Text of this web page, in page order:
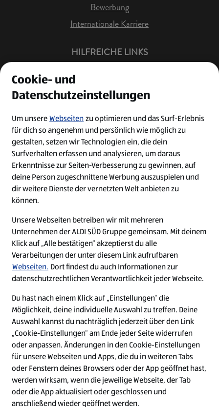
Bewerbung
Internationale Karriere
HILFREICHE LINKS
Job Benachrichtigung
Bewerberkonto
Leichte Sprache
Kontakt
W
i
r
d
a
u
f
W
i
r
d
a
u
f
W
i
r
d
a
u
f
W
i
r
d
a
Cookie - Liste
Datenschutz
Cookie- und
Datenschutzeinstellungen
Um unsereWebseitenzu optimieren und das Surf-Erlebnis
für dich so angenehm und persönlich wie möglich zu
gestalten, setzen wir Technologien ein, die dein
Surfverhalten erfassen und analysieren, um daraus
Erkenntnisse zur Seiten-Verbesserung zu gewinnen, auf
deine Person zugeschnittene Werbung auszuspielen und
dir weitere Dienste der vernetzten Welt anbieten zu
können.
Unsere Webseiten betreiben wir mit mehreren
Unternehmen der ALDI SÜD Gruppe gemeinsam. Mit deinem
Klick auf „Alle bestätigen“ akzeptierst du alle
Verarbeitungen der unter diesem Link aufrufbaren
Webseiten. Dort findest du auch Informationen zur
datenschutzrechtlichen Verantwortlichkeit jeder Webseite.
Du hast nach einem Klick auf „Einstellungen“ die
Möglichkeit, deine individuelle Auswahl zu treffen. Deine
Auswahl kannst du nachträglich jederzeit über den Link
„Cookie-Einstellungen“ am Ende jeder Seite widerrufen
oder anpassen. Änderungen in den Cookie-Einstellungen
für unsere Webseiten und Apps, die du in weiteren Tabs
oder Fenstern deines Browsers oder der App geöffnet hast,
werden wirksam, wenn die jeweilige Webseite, der Tab
oder die App aktualisiert oder geschlossen und
anschließend wieder geöffnet werden.